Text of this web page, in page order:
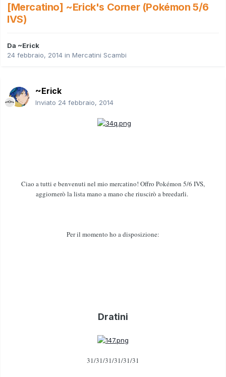
[Mercatino] ~Erick's Corner (Pokémon 5/6
IVS)
Da ~Erick
24 febbraio, 2014 in Mercatini Scambi
~Erick
Inviato 24 febbraio, 2014
Ciao a tutti e benvenuti nel mio mercatino! Offro Pokémon 5/6 IVS,
aggiornerò la lista mano a mano che riuscirò a breedarli.
Per il momento ho a disposizione:
Dratini
31/31/31/31/31/31